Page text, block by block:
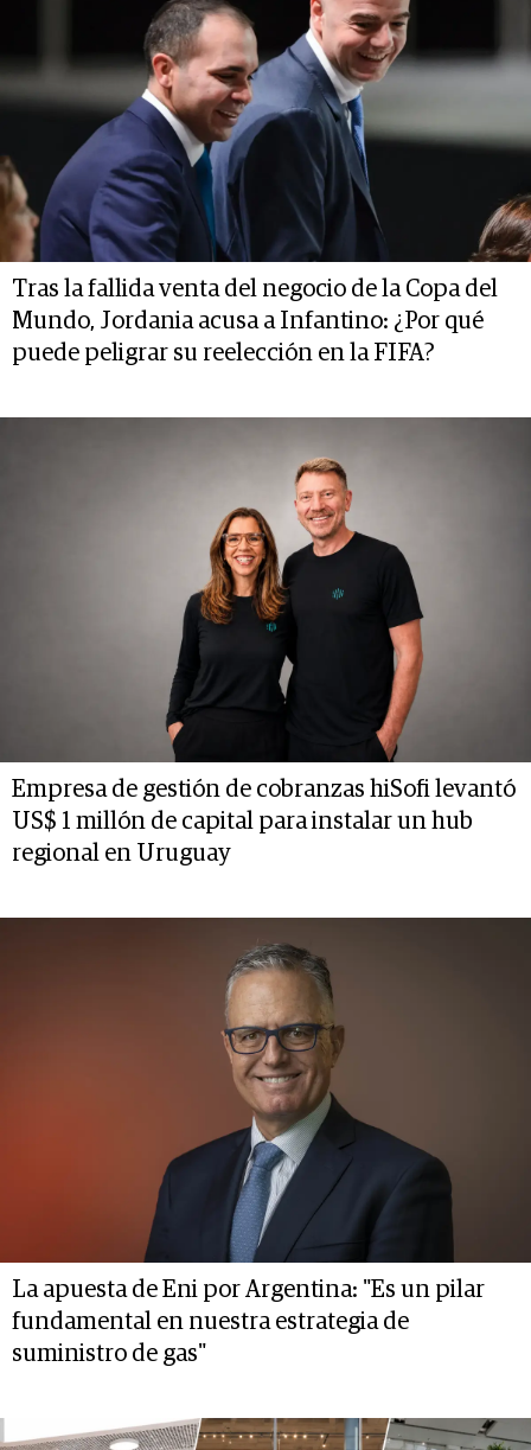
Tras la fallida venta del negocio de la Copa del
Mundo, Jordania acusa a Infantino: ¿Por qué
puede peligrar su reelección en la FIFA?
Empresa de gestión de cobranzas hiSofi levantó
US$ 1 millón de capital para instalar un hub
regional en Uruguay
La apuesta de Eni por Argentina: "Es un pilar
fundamental en nuestra estrategia de
suministro de gas"